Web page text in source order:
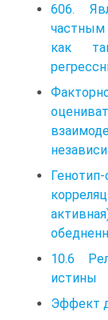
606.
частным
как
10.6
истины
Эффект